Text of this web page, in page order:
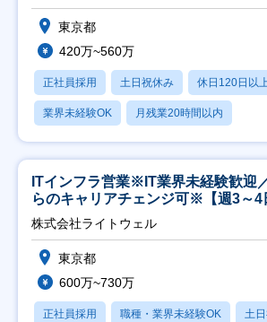
東京都
420万~560万
正社員採用 土日祝休み 休日120日以
業界未経験OK 月残業20時間以内
ITインフラ営業※IT業界未経験歓迎
らのキャリアチェンジ可※【週3～4
能】
株式会社ライトウェル
東京都
600万~730万
正社員採用 職種・業界未経験OK 土